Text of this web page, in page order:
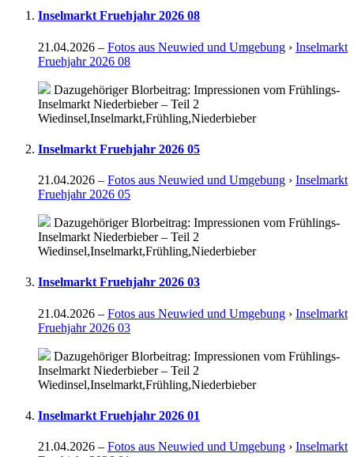
Inselmarkt Fruehjahr 2026 08
21.04.2026 – Fotos aus Neuwied und Umgebung › Inselmarkt
Fruehjahr 2026 08
Dazugehöriger Blorbeitrag: Impressionen vom Frühlings-
Inselmarkt Niederbieber – Teil 2
Wiedinsel,Inselmarkt,Frühling,Niederbieber
Inselmarkt Fruehjahr 2026 05
21.04.2026 – Fotos aus Neuwied und Umgebung › Inselmarkt
Fruehjahr 2026 05
Dazugehöriger Blorbeitrag: Impressionen vom Frühlings-
Inselmarkt Niederbieber – Teil 2
Wiedinsel,Inselmarkt,Frühling,Niederbieber
Inselmarkt Fruehjahr 2026 03
21.04.2026 – Fotos aus Neuwied und Umgebung › Inselmarkt
Fruehjahr 2026 03
Dazugehöriger Blorbeitrag: Impressionen vom Frühlings-
Inselmarkt Niederbieber – Teil 2
Wiedinsel,Inselmarkt,Frühling,Niederbieber
Inselmarkt Fruehjahr 2026 01
21.04.2026 – Fotos aus Neuwied und Umgebung › Inselmarkt